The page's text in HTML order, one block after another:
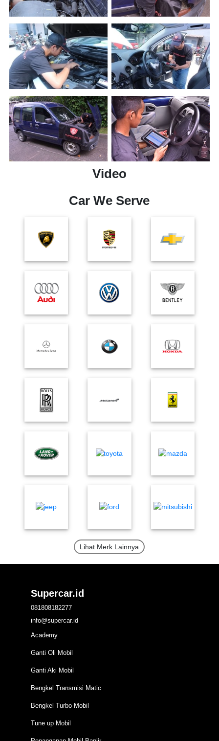
Video
Car We Serve
Lihat Merk Lainnya
Supercar.id
081808182277
info@supercar.id
Academy
Ganti Oli Mobil
Ganti Aki Mobil
Bengkel Transmisi Matic
Bengkel Turbo Mobil
Tune up Mobil